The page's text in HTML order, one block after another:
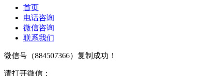
首页
电话咨询
微信咨询
联系我们
微信号（884507366）复制成功！
请打开微信：